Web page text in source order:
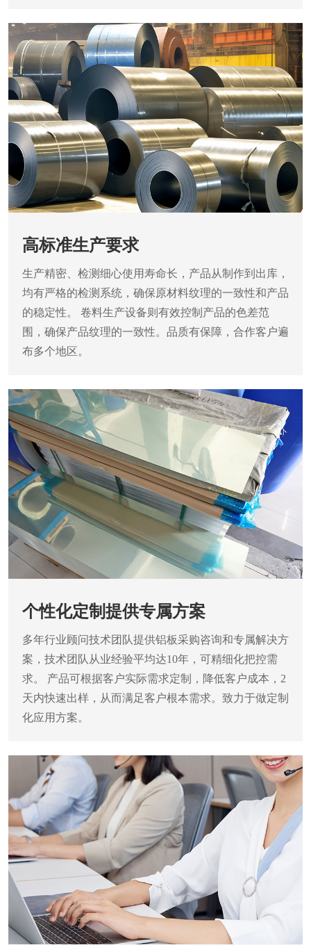
高标准生产要求
生产精密、检测细心使用寿命长，产品从制作到出库，
均有严格的检测系统，确保原材料纹理的一致性和产品
的稳定性。
卷料生产设备则有效控制产品的色差范
围，确保产品纹理的一致性。品质有保障，合作客户遍
布多个地区。
个性化定制提供专属方案
多年行业顾问技术团队提供铝板采购咨询和专属解决方
案，技术团队从业经验平均达10年，可精细化把控需
求。
产品可根据客户实际需求定制，降低客户成本，2
天内快速出样，从而满足客户根本需求。致力于做定制
化应用方案。